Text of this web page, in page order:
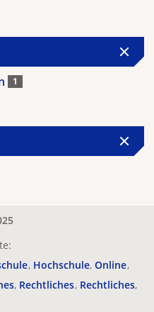
1
Hochschule Online
Rechtliches Rechtliches